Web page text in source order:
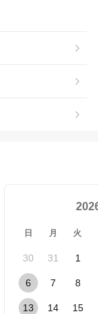
日 月 火
30 31 1
6 7 8
13 14 15